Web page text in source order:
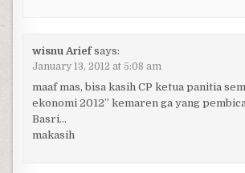
wisnu Arief says:
January 13, 2012 at 5:08 am
maaf mas, bisa kasih CP ketua panitia
ekonomi 2012” kemaren ga yang
Basri…
makasih